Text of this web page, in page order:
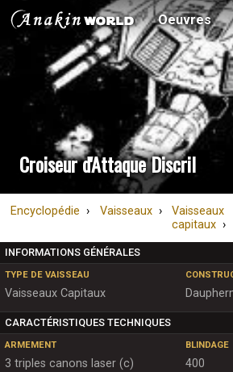
Oeuvres
Croiseur d'Attaque Discril
Encyclopédie Vaisseaux
Vaisseaux
capitaux
INFORMATIONS GÉNÉRALES
TYPE DE VAISSEAU
Vaisseaux Capitaux
CARACTÉRISTIQUES TECHNIQUES
ARMEMENT
3 triples canons laser (c)
BLINDAGE
400